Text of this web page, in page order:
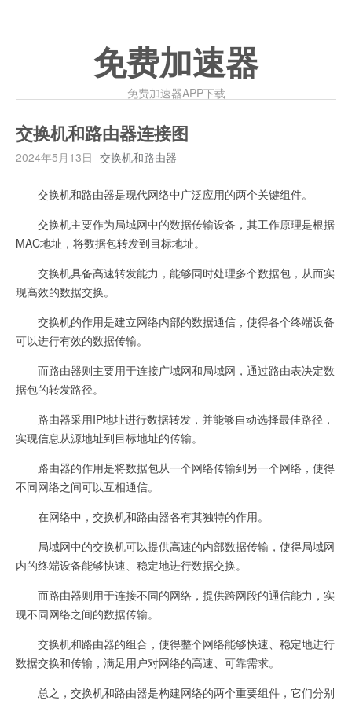
免费加速器
免费加速器APP下载
交换机和路由器连接图
2024年5月13日 交换机和路由器
交换机和路由器是现代网络中广泛应用的两个关键组件。
交换机主要作为局域网中的数据传输设备，其工作原理是根据
MAC地址，将数据包转发到目标地址。
交换机具备高速转发能力，能够同时处理多个数据包，从而实
现高效的数据交换。
交换机的作用是建立网络内部的数据通信，使得各个终端设备
可以进行有效的数据传输。
而路由器则主要用于连接广域网和局域网，通过路由表决定数
据包的转发路径。
路由器采用IP地址进行数据转发，并能够自动选择最佳路径，
实现信息从源地址到目标地址的传输。
路由器的作用是将数据包从一个网络传输到另一个网络，使得
不同网络之间可以互相通信。
在网络中，交换机和路由器各有其独特的作用。
局域网中的交换机可以提供高速的内部数据传输，使得局域网
内的终端设备能够快速、稳定地进行数据交换。
而路由器则用于连接不同的网络，提供跨网段的通信能力，实
现不同网络之间的数据传输。
交换机和路由器的组合，使得整个网络能够快速、稳定地进行
数据交换和传输，满足用户对网络的高速、可靠需求。
总之，交换机和路由器是构建网络的两个重要组件，它们分别